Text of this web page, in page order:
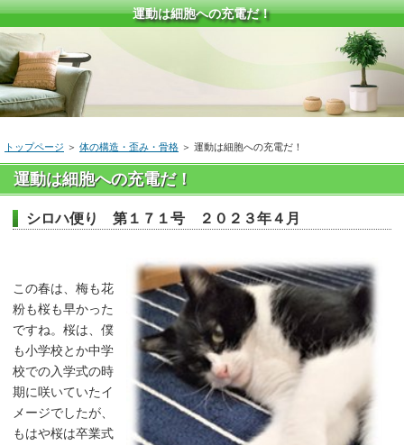
運動は細胞への充電だ！
トップページ ＞ 体の構造・歪み・骨格 ＞ 運動は細胞への充電だ！
運動は細胞への充電だ！
シロハ便り 第１７１号 ２０２３年４月
この春は、梅も花
粉も桜も早かった
ですね。桜は、僕
も小学校とか中学
校での入学式の時
期に咲いていたイ
メージでしたが、
もはや桜は卒業式